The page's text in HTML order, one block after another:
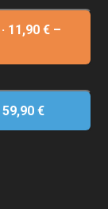
· 11,90 € –
59,90 €